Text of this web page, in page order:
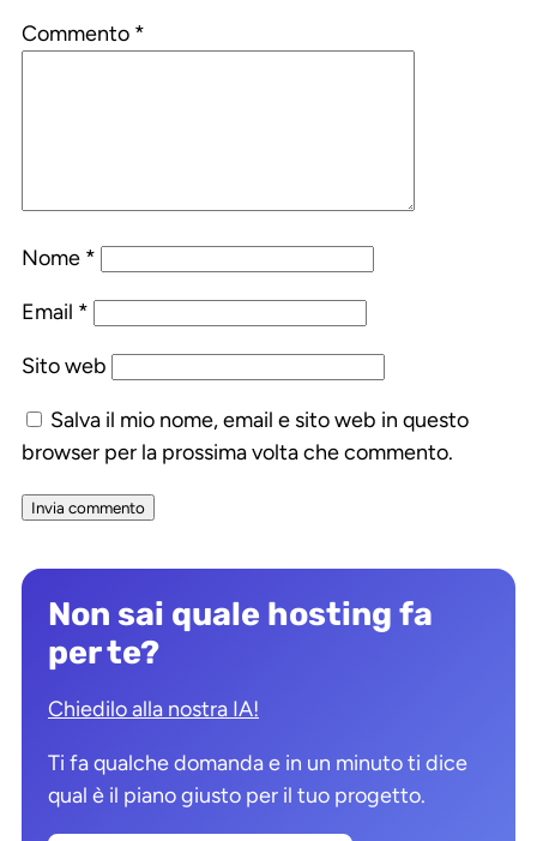
Commento *
Nome *
Email *
Sito web
Salva il mio nome, email e sito web in questo
browser per la prossima volta che commento.
Non sai quale hosting fa
per te?
Chiedilo alla nostra IA!
Ti fa qualche domanda e in un minuto ti dice
qual è il piano giusto per il tuo progetto.